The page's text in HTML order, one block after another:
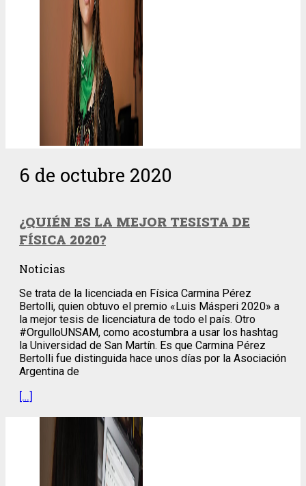
6 de octubre 2020
¿QUIÉN ES LA MEJOR TESISTA DE
FÍSICA 2020?
Noticias
Se trata de la licenciada en Física Carmina Pérez
Bertolli, quien obtuvo el premio «Luis Másperi 2020» a
la mejor tesis de licenciatura de todo el país. Otro
#OrgulloUNSAM, como acostumbra a usar los hashtag
la Universidad de San Martín. Es que Carmina Pérez
Bertolli fue distinguida hace unos días por la Asociación
Argentina de
[…]